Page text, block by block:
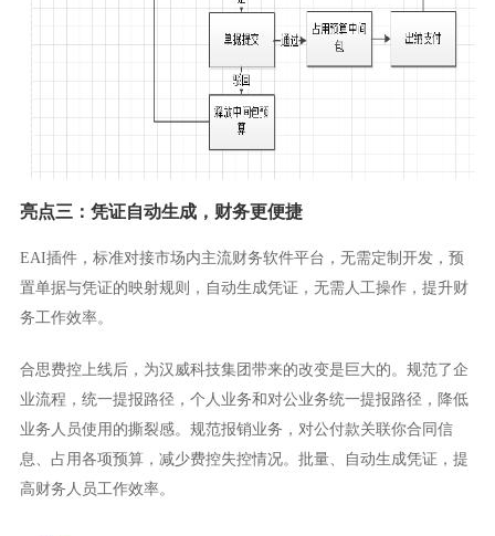
亮点三：凭证自动生成，财务更便捷
EAI插件，标准对接市场内主流财务软件平台，无需定制开发，预
置单据与凭证的映射规则，自动生成凭证，无需人工操作，提升财
务工作效率。
合思费控上线后，为汉威科技集团带来的改变是巨大的。规范了企
业流程，统一提报路径，个人业务和对公业务统一提报路径，降低
业务人员使用的撕裂感。规范报销业务，对公付款关联你合同信
息、占用各项预算，减少费控失控情况。批量、自动生成凭证，提
高财务人员工作效率。